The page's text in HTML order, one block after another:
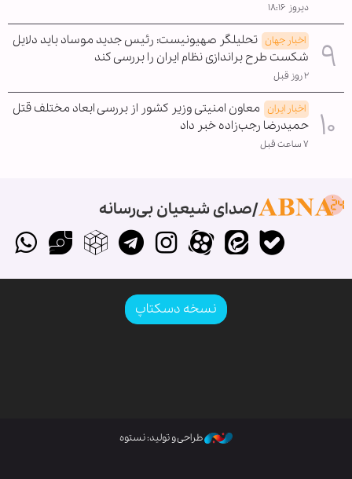
دیروز ۱۸:۱۶
اخبار جهان تحلیلگر صهیونیست: رئیس جدید موساد باید دلایل
شکست طرح براندازی نظام ایران را بررسی کند
۲ روز قبل
اخبار ایران معاون امنیتی وزیر کشور از بررسی ابعاد مختلف قتل
حمیدرضا رجب‌زاده خبر داد
۷ ساعت قبل
صدای شیعیان بی‌رسانه
نسخه دسکتاپ
طراحی و تولید: نستوه